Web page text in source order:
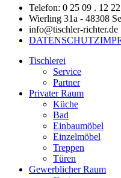
Telefon: 0 25 09 . 12 22
Wierling 31a - 48308
info@tischler-richter.de
DATENSCHUTZ
Tischlerei
Service
Partner
Privater Raum
Küche
Bad
Einbaumöbel
Einzelmöbel
Treppen
Türen
Gewerblicher Raum